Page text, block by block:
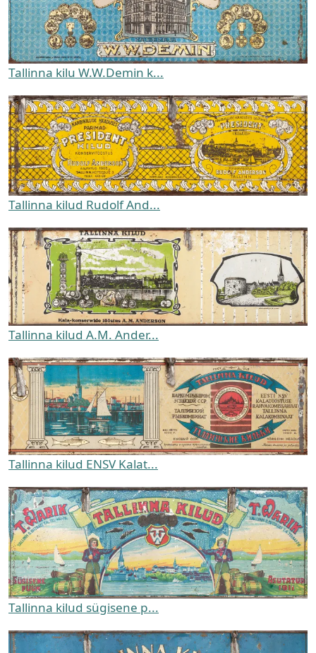
Tallinna kilu W.W.Demin k...
Tallinna kilud Rudolf And...
Tallinna kilud A.M. Ander...
Tallinna kilud ENSV Kalat...
Tallinna kilud sügisene p...